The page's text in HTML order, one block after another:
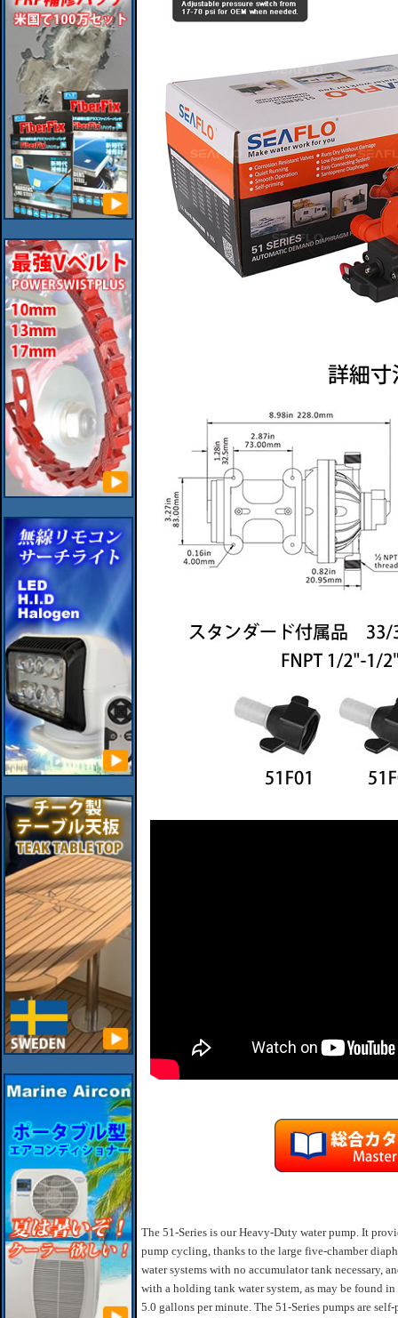
The 51-Series is our Heavy-Duty water pump. It
pump cycling, thanks to the large five-chamber
water systems with no accumulator tank necessary,
with a holding tank water system, as may be found
5.0 gallons per minute. The 51-Series pumps are